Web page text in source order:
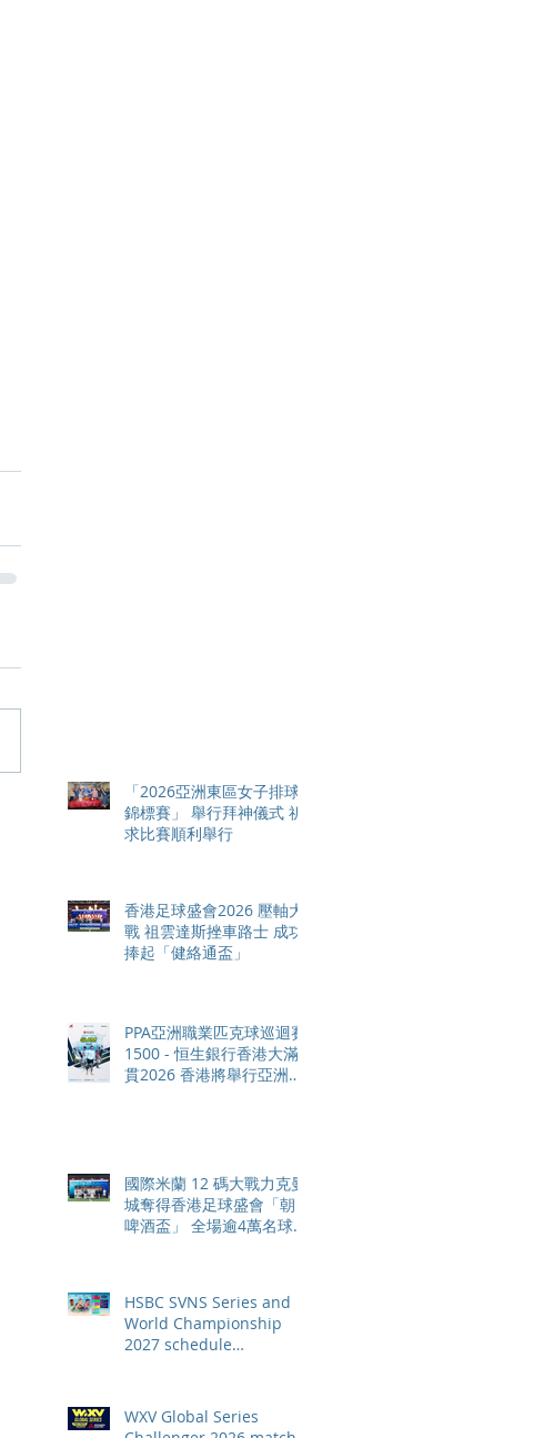
「2026亞洲東區女子排球
錦標賽」 舉行拜神儀式 祈
求比賽順利舉行
香港足球盛會2026 壓軸大
戰 祖雲達斯挫車路士 成功
捧起「健絡通盃」
PPA亞洲職業匹克球巡迴賽
1500 - 恒生銀行香港大滿
貫2026 香港將舉行亞洲首
國際米蘭 12 碼大戰力克曼
城奪得香港足球盛會「朝日
啤酒盃」 全場逾4萬名球迷
HSBC SVNS Series and
World Championship
2027 schedule
pace
WXV Global Series